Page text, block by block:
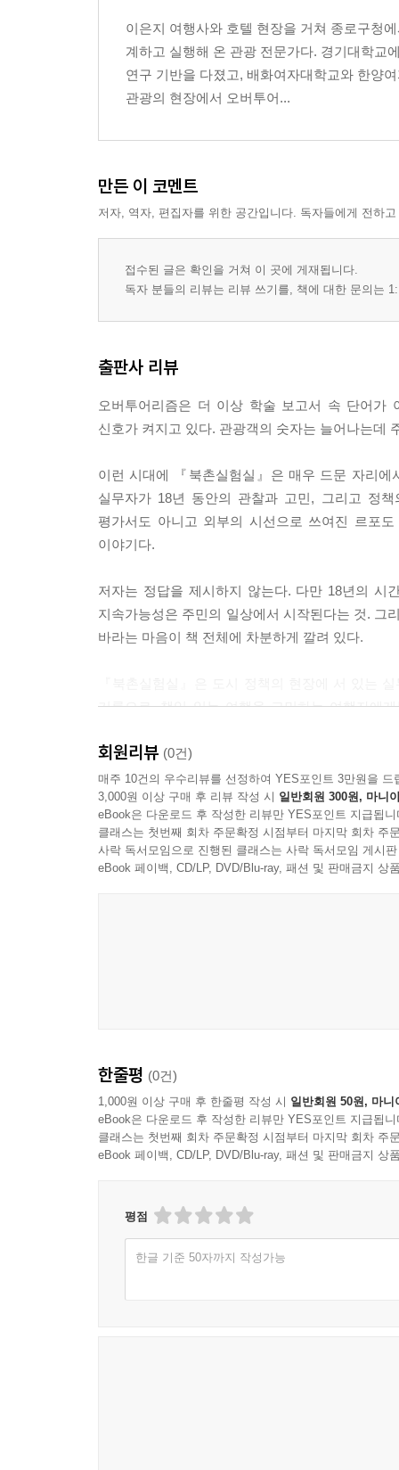
제4부 다시 세우는 가설
12장. 저녁을 되찾아가는 과정
13장. 환대와 경계 사이
에필로그│마지막 관찰 기록
이은지 여행사와 호텔 현장을 거쳐 종로구청
계하고 실행해 온 관광 전문가다. 경기대학교
연구 기반을 다졌고, 배화여자대학교와 한양
관광의 현장에서 오버투어...
만든 이 코멘트
저자, 역자, 편집자를 위한 공간입니다. 독자들에게 전하
접수된 글은 확인을 거쳐 이 곳에 게재됩니다.
독자 분들의 리뷰는 리뷰 쓰기를, 책에 대한 문의는
출판사 리뷰
오버투어리즘은 더 이상 학술 보고서 속 단어가
신호가 켜지고 있다. 관광객의 숫자는 늘어나는데
이런 시대에 『북촌실험실』은 매우 드문 자리
실무자가 18년 동안의 관찰과 고민, 그리고 정
평가서도 아니고 외부의 시선으로 쓰여진 르포
이야기다.
저자는 정답을 제시하지 않는다. 다만 18년의
지속가능성은 주민의 일상에서 시작된다는 것. 그
바라는 마음이 책 전체에 차분하게 깔려 있다.
기록으로, 책임 있는 여행을 고민하는 여행자에
회원리뷰 (0건)
매주 10건의 우수리뷰를 선정하여 YES포인트 3만원을 드
3,000원 이상 구매 후 리뷰 작성 시 일반회원 300원, 마니
eBook은 다운로드 후 작성한 리뷰만 YES포인트 지급됩니
클래스는 첫번째 회차 주문확정 시점부터 마지막 회차 주
사락 독서모임으로 진행된 클래스는 사락 독서모임 게시
eBook 페이백, CD/LP, DVD/Blu-ray, 패션 및 판매금지 상
한줄평 (0건)
1,000원 이상 구매 후 한줄평 작성 시 일반회원 50원, 마니
eBook은 다운로드 후 작성한 리뷰만 YES포인트 지급됩니
클래스는 첫번째 회차 주문확정 시점부터 마지막 회차 주
eBook 페이백, CD/LP, DVD/Blu-ray, 패션 및 판매금지 상
평점
한글 기준 50자까지 작성가능